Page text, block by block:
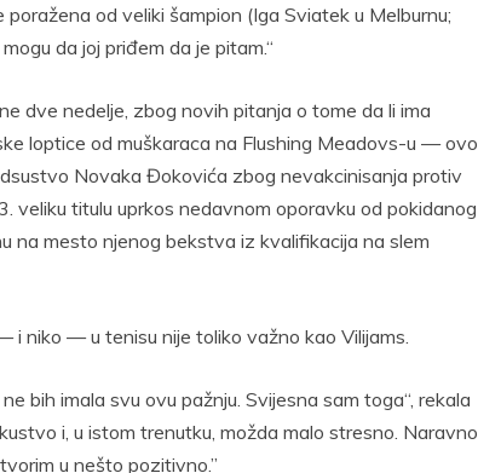
od veliki šampion (Iga Sviatek u Melburnu;
da joj priđem da je pitam.“
dve nedelje, zbog novih pitanja o tome da li ima
loptice od muškaraca na Flushing Meadovs-u — ovo
Novaka Đokovića zbog nevakcinisanja protiv
veliku titulu uprkos nedavnom oporavku od pokidanog
na mesto njenog bekstva iz kvalifikacija na slem
i niko — u tenisu nije toliko važno kao Vilijams.
bih imala svu ovu pažnju. Svijesna sam toga“, rekala
i, u istom trenutku, možda malo stresno. Naravno
u nešto pozitivno.”